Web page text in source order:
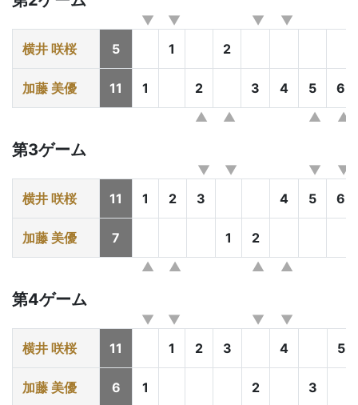
横井 咲桜 5 1 2
加藤 美優 11 1 2 3 4 5 6
第3ゲーム
横井 咲桜 11 1 2 3 4 5 6
加藤 美優 7 1 2
第4ゲーム
横井 咲桜 11 1 2 3 4 5
加藤 美優 6 1 2 3